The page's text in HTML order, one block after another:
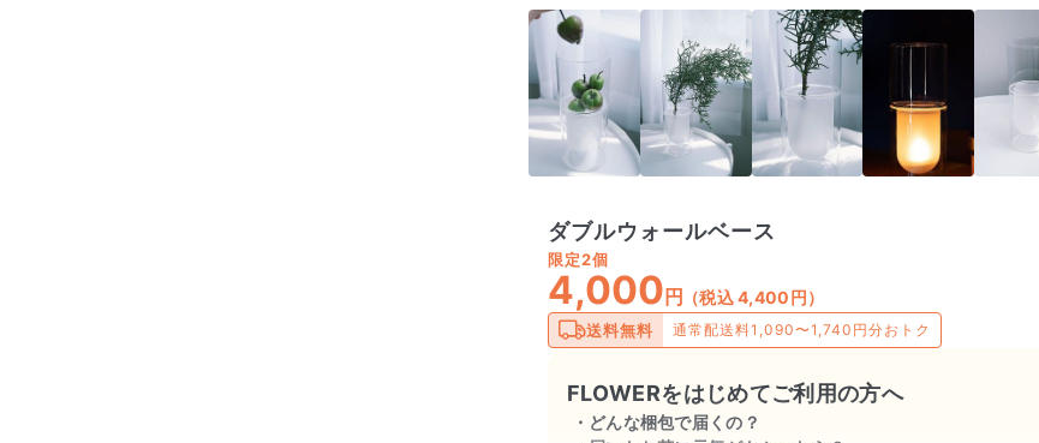
ダブルウォールベース
限定2個
4,000円 （税込 4,400円）
送料無料 通常配送料1,090〜1,740円分おトク
FLOWERをはじめてご利用の方へ
どんな梱包で届くの？